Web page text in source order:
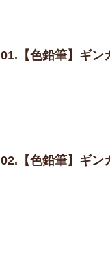
01.【色鉛筆】ギン
02.【色鉛筆】ギン